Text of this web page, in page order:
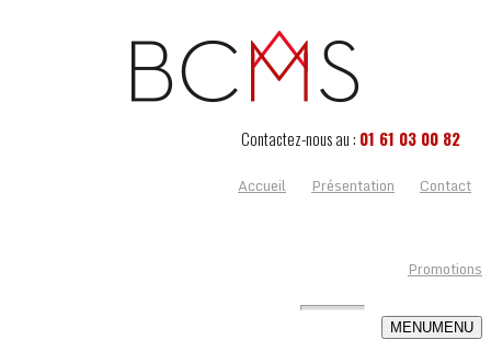
Contactez-nous au : 01 61 03 00 82
Accueil
Présentation Contact
Promotions
MENUMENU